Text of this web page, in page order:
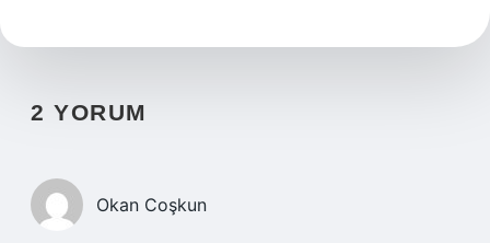
2 YORUM
Okan Coşkun